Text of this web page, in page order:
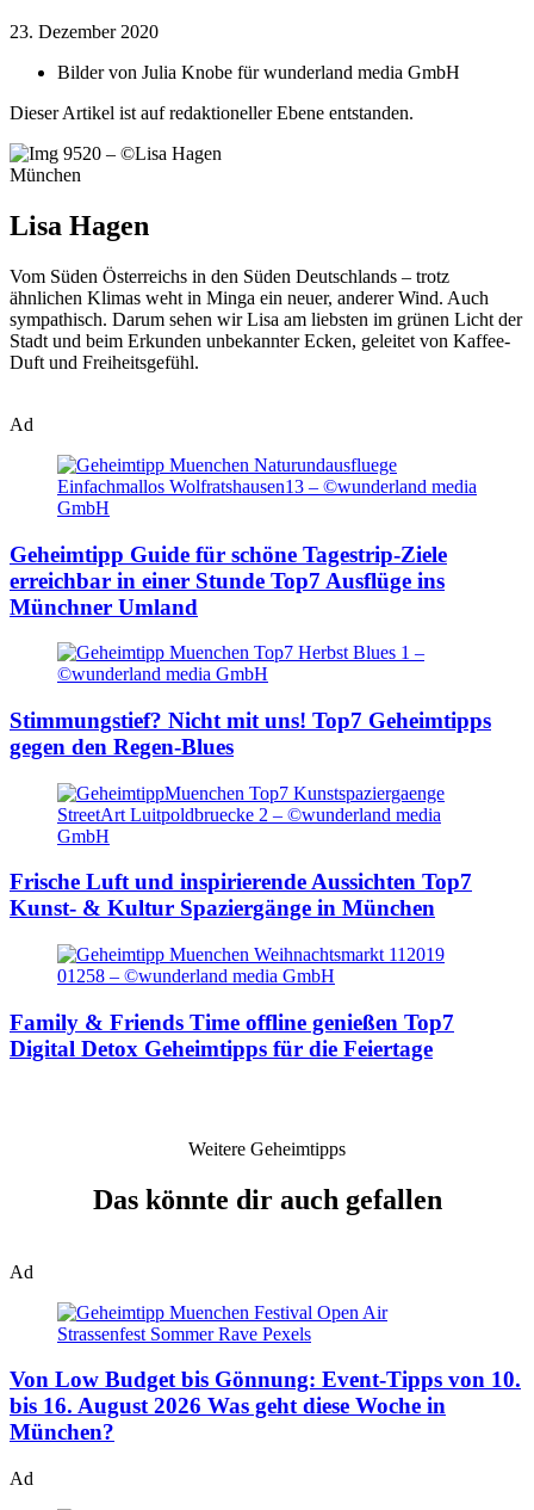
23. Dezember 2020
Bilder von Julia Knobe für wunderland media GmbH
Dieser Artikel ist auf redaktioneller Ebene entstanden.
München
Lisa Hagen
Vom Süden Österreichs in den Süden Deutschlands – trotz
ähnlichen Klimas weht in Minga ein neuer, anderer Wind. Auch
sympathisch. Darum sehen wir Lisa am liebsten im grünen Licht der
Stadt und beim Erkunden unbekannter Ecken, geleitet von Kaffee-
Duft und Freiheitsgefühl.
Ad
Geheimtipp Guide für schöne Tagestrip-Ziele
erreichbar in einer Stunde Top7 Ausflüge ins
Münchner Umland
Stimmungstief? Nicht mit uns! Top7 Geheimtipps
gegen den Regen-Blues
Frische Luft und inspirierende Aussichten Top7
Kunst- & Kultur Spaziergänge in München
Family & Friends Time offline genießen Top7
Digital Detox Geheimtipps für die Feiertage
Weitere Geheimtipps
Das könnte dir auch gefallen
Ad
Von Low Budget bis Gönnung: Event-Tipps von 10.
bis 16. August 2026 Was geht diese Woche in
München?
Ad